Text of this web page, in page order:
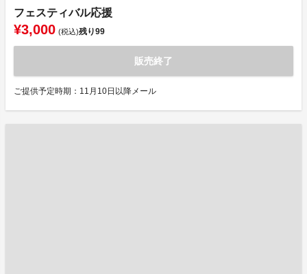
フェスティバル応援
¥3,000 (税込)残り99
販売終了
ご提供予定時期：11月10日以降メール